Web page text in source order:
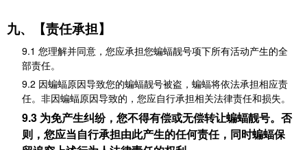
九、【责任承担】
9.1 您理解并同意，您应承担您蝙蝠靓号项下所有活动产生的全
部责任。
9.2 因蝙蝠原因导致您的蝙蝠靓号被盗，蝙蝠将依法承担相应责
任。非因蝙蝠原因导致的，您应自行承担相关法律责任和损失。
9.3 为免产生纠纷，您不得有偿或无偿转让蝙蝠靓号。否
则，您应当自行承担由此产生的任何责任，同时蝙蝠保